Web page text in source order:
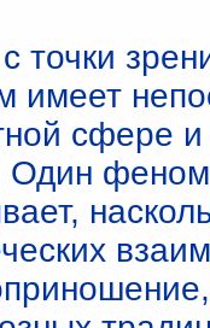
точки
имеет
сфере